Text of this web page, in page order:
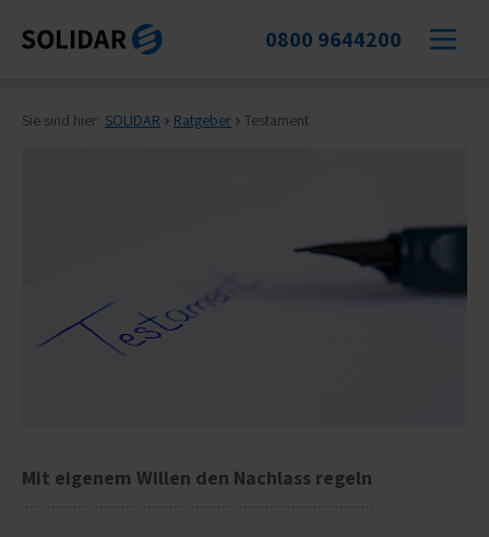
0800 9644200
Sie sind hier: SOLIDAR Ratgeber Testament
Mit eigenem Willen den Nachlass regeln